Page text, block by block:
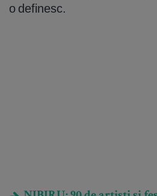
o definesc.